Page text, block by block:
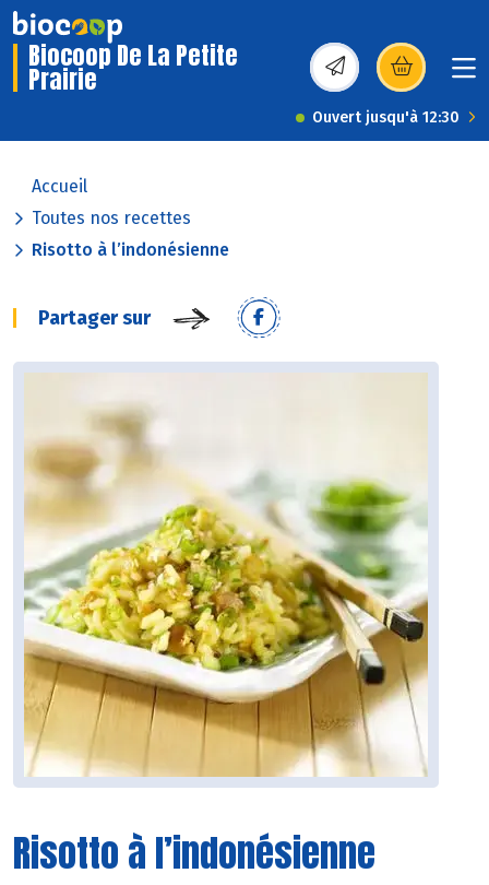
Biocoop De La Petite
Prairie (s’ouvre dans une
Ouvert jusqu'à 12:30
Accueil
Toutes nos recettes
Risotto à l’indonésienne
Partager sur
Risotto à l’indonésienne